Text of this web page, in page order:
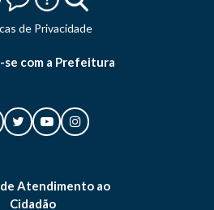
de Privacidade
com a Prefeitura
Atendimento ao
Cidadão